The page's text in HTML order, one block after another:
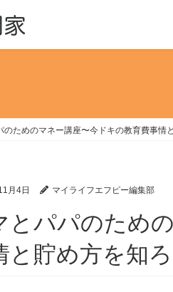
ためのマネー講座〜今ドキの教育費事情
月4日 マイライフエフピー編集部
とパパのため
と貯め方を知